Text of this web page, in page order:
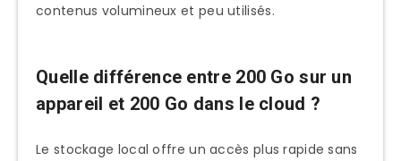
contenus volumineux et peu utilisés.
Quelle différence entre 200 Go sur un
appareil et 200 Go dans le cloud ?
Le stockage local offre un accès plus rapide sans